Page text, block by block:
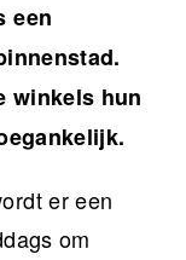
een
winkels hun
er een
om